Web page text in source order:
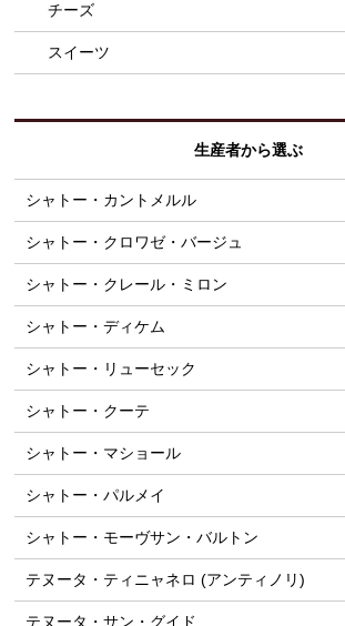
チーズ
スイーツ
生産者から選ぶ
シャトー・カントメルル
シャトー・クロワゼ・バージュ
シャトー・クレール・ミロン
シャトー・ディケム
シャトー・リューセック
シャトー・クーテ
シャトー・マショール
シャトー・パルメイ
シャトー・モーヴサン・バルトン
テヌータ・ティニャネロ (アンティノリ)
テヌータ・サン・グイド